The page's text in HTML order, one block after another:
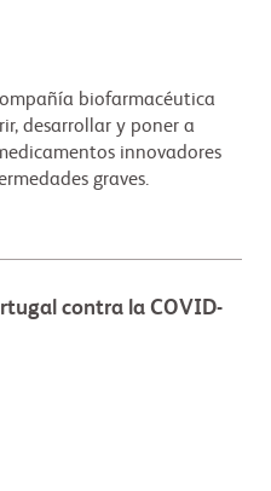
biofarmacéutica
desarrollar y poner a
innovadores
graves.
contra la COVID-